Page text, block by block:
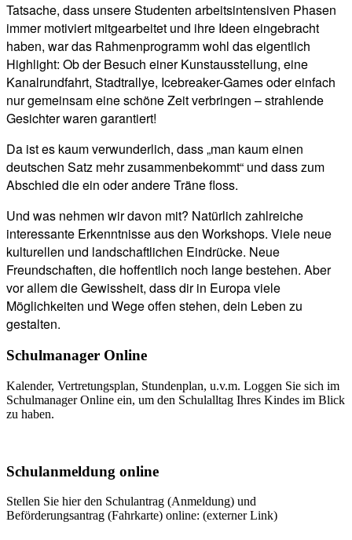
Tatsache, dass unsere Studenten arbeitsintensiven Phasen
immer motiviert mitgearbeitet und ihre Ideen eingebracht
haben, war das Rahmenprogramm wohl das eigentlich
Highlight: Ob der Besuch einer Kunstausstellung, eine
Kanalrundfahrt, Stadtrallye, Icebreaker-Games oder einfach
nur gemeinsam eine schöne Zeit verbringen – strahlende
Gesichter waren garantiert!
Da ist es kaum verwunderlich, dass „man kaum einen
deutschen Satz mehr zusammenbekommt“ und dass zum
Abschied die ein oder andere Träne floss.
Und was nehmen wir davon mit? Natürlich zahlreiche
interessante Erkenntnisse aus den Workshops. Viele neue
kulturellen und landschaftlichen Eindrücke. Neue
Freundschaften, die hoffentlich noch lange bestehen. Aber
vor allem die Gewissheit, dass dir in Europa viele
Möglichkeiten und Wege offen stehen, dein Leben zu
gestalten.
Schulmanager Online
Kalender, Vertretungsplan, Stundenplan, u.v.m. Loggen Sie sich im
Schulmanager Online ein, um den Schulalltag Ihres Kindes im Blick
zu haben.
Schulanmeldung online
Stellen Sie hier den Schulantrag (Anmeldung) und
Beförderungsantrag (Fahrkarte) online: (externer Link)